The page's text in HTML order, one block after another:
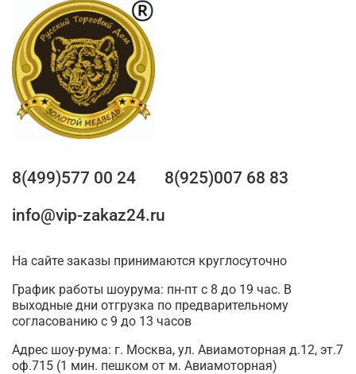
8(499)577 00 24
8(925)007 68 83
info@vip-zakaz24.ru
На сайте заказы принимаются круглосуточно
График работы шоурума: пн-пт с 8 до 19 час. В
выходные дни отгрузка по предварительному
согласованию с 9 до 13 часов
Адрес шоу-рума: г. Москва, ул. Авиамоторная д.12, эт.7
оф.715 (1 мин. пешком от м. Авиамоторная)